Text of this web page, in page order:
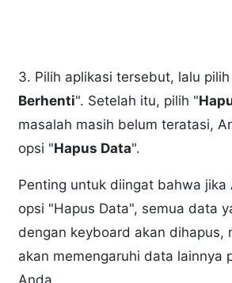
3. Pilih aplikasi tersebut, lalu
Berhenti". Setelah itu, pilih "
masalah masih belum teratasi,
opsi "Hapus Data".
Penting untuk diingat bahwa jika
opsi "Hapus Data", semua data
dengan keyboard akan dihapus,
akan memengaruhi data lainnya